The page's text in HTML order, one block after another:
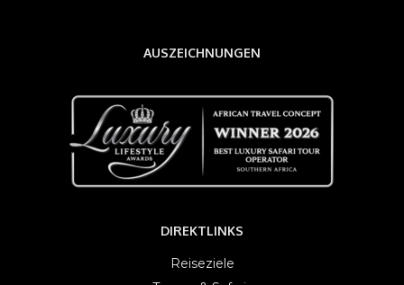
AUSZEICHNUNGEN
DIREKTLINKS
Reiseziele